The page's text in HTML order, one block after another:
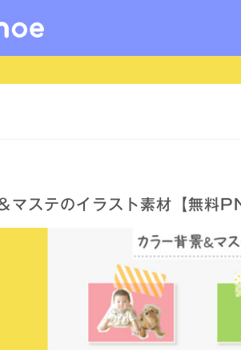
マステのイラスト素材【無料